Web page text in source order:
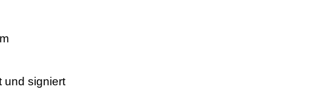
und signiert